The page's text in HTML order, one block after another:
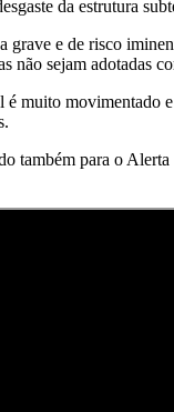
da estrutura
grave e de risco
não sejam adotadas
é muito movimentado
também para o Alerta